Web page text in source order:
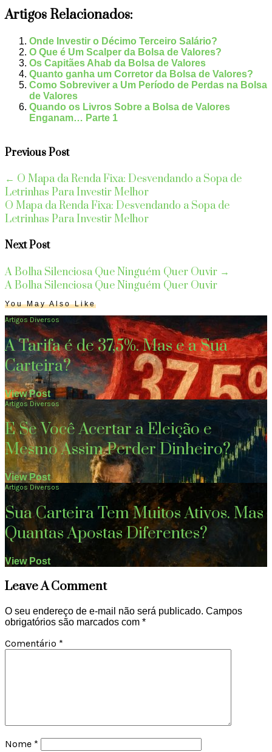
Artigos Relacionados:
Onde Investir o Décimo Terceiro Salário?
O Que é Um Scalper da Bolsa de Valores?
Os Capitães Ahab da Bolsa de Valores
Quanto ganha um Corretor da Bolsa de Valores?
Como Sobreviver a Um Período de Perdas na Bolsa
de Valores
Quando os Livros Sobre a Bolsa de Valores
Enganam… Parte 1
Previous Post
← O Mapa da Renda Fixa: Desvendando a Sopa de
Letrinhas Para Investir Melhor
O Mapa da Renda Fixa: Desvendando a Sopa de
Letrinhas Para Investir Melhor
Next Post
A Bolha Silenciosa Que Ninguém Quer Ouvir →
A Bolha Silenciosa Que Ninguém Quer Ouvir
You May Also Like
Artigos Diversos
A Tarifa é de 37,5%. Mas e a Sua
Carteira?
View Post
Artigos Diversos
E Se Você Acertar a Eleição e
Mesmo Assim Perder Dinheiro?
View Post
Artigos Diversos
Sua Carteira Tem Muitos Ativos. Mas
Quantas Apostas Diferentes?
View Post
Leave A Comment
O seu endereço de e-mail não será publicado. Campos
obrigatórios são marcados com *
Comentário *
Nome *